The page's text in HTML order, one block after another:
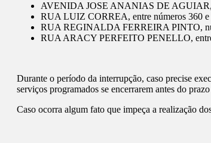
AVENIDA JOSE ANANIAS DE AGUIAR,
RUA LUIZ CORREA, entre números 360 e
RUA REGINALDA FERREIRA PINTO,
RUA ARACY PERFEITO PENELLO,
Durante o período da interrupção, caso precise
serviços programados se encerrarem antes do
Caso ocorra algum fato que impeça a realização